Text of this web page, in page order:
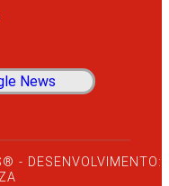
- DESENVOLVIMENTO: